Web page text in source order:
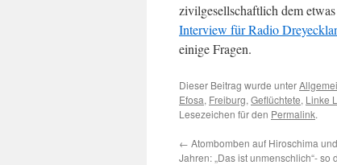
zivilgesellschaftlich dem
Interview für Radio
einige Fragen.
Dieser Beitrag wurde unter
Efosa, Freiburg, Geflüchtete, Linke
Lesezeichen für den Permalink.
← Atombomben auf Hiroschima
Jahren: „Das ist unmenschlich“- so